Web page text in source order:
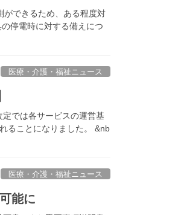
ができるため、ある程度対
停電時に対する備えにつ
医療・介護・福祉ニュース
では各サービスの運営基
ることになりました。 &nb
医療・介護・福祉ニュース
能に